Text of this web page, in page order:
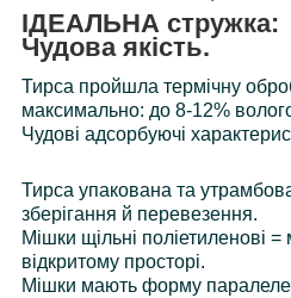
ІДЕАЛЬНА стружка:
Чудова якість.
Тирса пройшла термічну
максимально: до 8-12%
Чудові адсорбуючі
Тирса упакована та
зберігання й перевезення.
Мішки щільні поліетиленові
відкритому просторі.
Мішки мають форму